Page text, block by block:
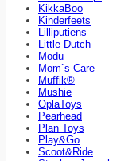
KikkaBoo
Kinderfeets
Lilliputiens
Little Dutch
Modu
Mom`s Care
Muffik®
Mushie
OplaToys
Pearhead
Plan Toys
Play&Go
Scoot&Ride